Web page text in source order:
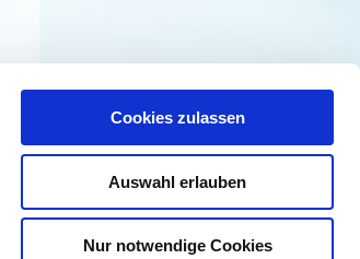
Cookies zulassen
Auswahl erlauben
Nur notwendige Cookies